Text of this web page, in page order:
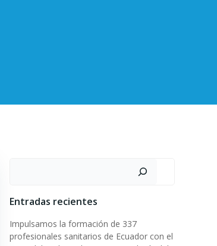
Entradas recientes
Impulsamos la formación de 337
profesionales sanitarios de Ecuador con el